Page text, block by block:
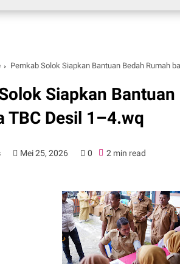
Pemkab Solok Siapkan Bantuan Bedah Rumah
Siapkan
TBC Desil 1–4.wq
Mei 25, 2026 0 2 min read